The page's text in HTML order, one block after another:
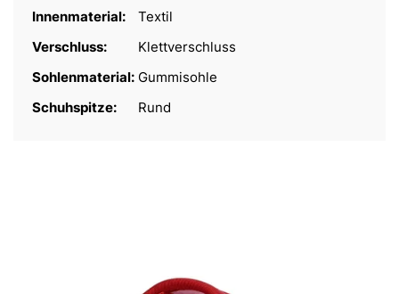
Innenmaterial:
Textil
Verschluss:
Klettverschluss
Sohlenmaterial: Gummisohle
Schuhspitze:
Rund